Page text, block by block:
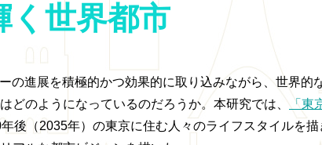
く世界都市
の進展を積極的かつ効果的に取り込みながら、世界的
どのようになっているのだろうか。本研究では、
「東
後（2035年）の東京に住む人々のライフスタイルを